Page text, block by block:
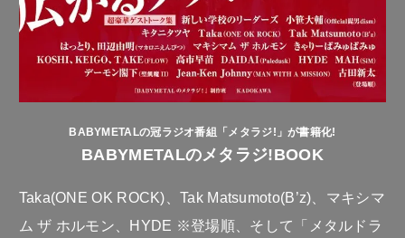
BABYMETALの冠ラジオ番組「メタラジ!」が書籍化!
BABYMETALのメタラジ!BOOK
Taka(ONE OK ROCK)、Tak Matsumoto(B’z)、マキシマ
ム ザ ホルモン、HYDE ※登場順、そして「メタルドラ